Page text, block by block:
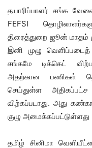
தயாரிப்பாளர் சங்க
FEFSI
திரைத்துறை ஜூன் மாதம்
இனி முழு
சங்கமே டிக்கெட்
அதற்கான பணிகள்
செய்துள்ள
விற்கப்படாது. அது
குழு அமைக்கப்பட்டுள்ளது
தமிழ் சினிமா